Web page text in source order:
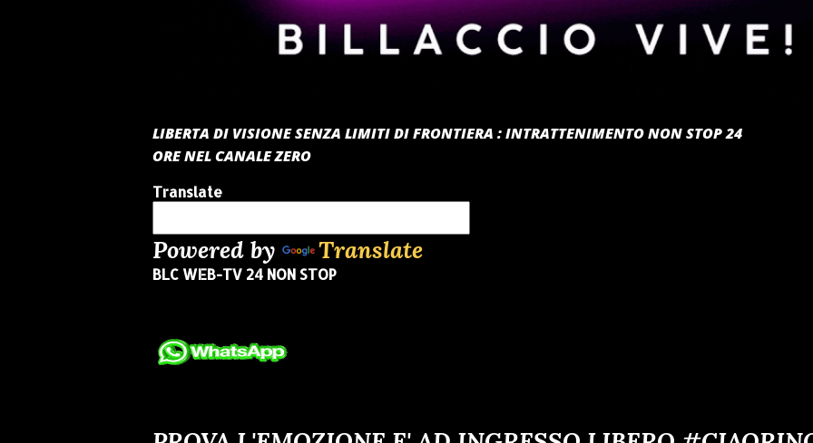
LIBERTA DI VISIONE SENZA LIMITI DI FRONTIERA : INTRATTENIMENTO NON STOP 24
ORE NEL CANALE ZERO
Translate
Powered by Translate
BLC WEB-TV 24 NON STOP